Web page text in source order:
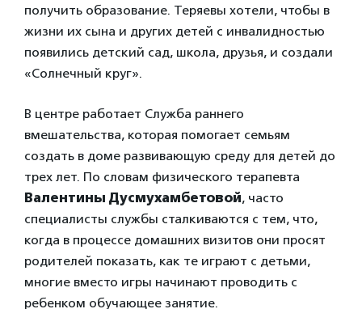
получить образование. Теряевы хотели, чтобы в
жизни их сына и других детей с инвалидностью
появились детский сад, школа, друзья, и создали
«Солнечный круг».
В центре работает Служба раннего
вмешательства, которая помогает семьям
создать в доме развивающую среду для детей до
трех лет. По словам физического терапевта
Валентины Дусмухамбетовой, часто
специалисты службы сталкиваются с тем, что,
когда в процессе домашних визитов они просят
родителей показать, как те играют с детьми,
многие вместо игры начинают проводить с
ребенком обучающее занятие.